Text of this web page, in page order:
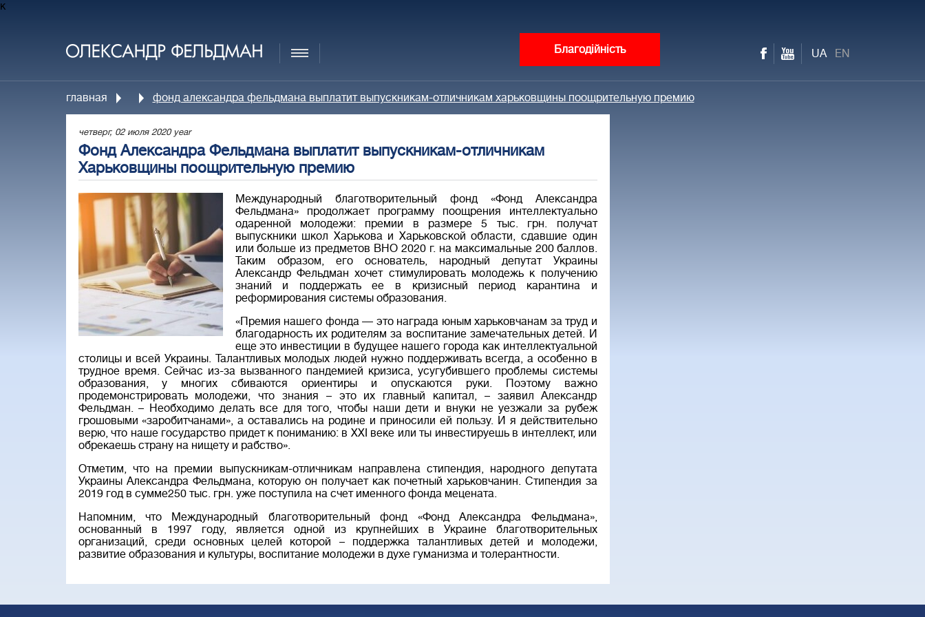
к
Благодійність UA EN
главная фонд александра фельдмана выплатит выпускникам-отличникам харьковщины поощрительную премию
четверг, 02 июля 2020 year
Фонд Александра Фельдмана выплатит выпускникам-отличникам
Харьковщины поощрительную премию
Международный благотворительный фонд «Фонд Александра
Фельдмана» продолжает программу поощрения интеллектуально
одаренной молодежи: премии в размере 5 тыс. грн. получат
выпускники школ Харькова и Харьковской области, сдавшие один
или больше из предметов ВНО 2020 г. на максимальные 200 баллов.
Таким образом, его основатель, народный депутат Украины
Александр Фельдман хочет стимулировать молодежь к получению
знаний и поддержать ее в кризисный период карантина и
реформирования системы образования.
«Премия нашего фонда — это награда юным харьковчанам за труд и
благодарность их родителям за воспитание замечательных детей. И
еще это инвестиции в будущее нашего города как интеллектуальной
столицы и всей Украины. Талантливых молодых людей нужно поддерживать всегда, а особенно в
трудное время. Сейчас из-за вызванного пандемией кризиса, усугубившего проблемы системы
образования, у многих сбиваются ориентиры и опускаются руки. Поэтому важно
продемонстрировать молодежи, что знания – это их главный капитал, – заявил Александр
Фельдман. – Необходимо делать все для того, чтобы наши дети и внуки не уезжали за рубеж
грошовыми «заробитчанами», а оставались на родине и приносили ей пользу. И я действительно
верю, что наше государство придет к пониманию: в XXI веке или ты инвестируешь в интеллект, или
обрекаешь страну на нищету и рабство».
Отметим, что на премии выпускникам-отличникам направлена стипендия, народного депутата
Украины Александра Фельдмана, которую он получает как почетный харьковчанин. Стипендия за
2019 год в сумме250 тыс. грн. уже поступила на счет именного фонда мецената.
Напомним, что Международный благотворительный фонд «Фонд Александра Фельдмана»,
основанный в 1997 году, является одной из крупнейших в Украине благотворительных
организаций, среди основных целей которой – поддержка талантливых детей и молодежи,
развитие образования и культуры, воспитание молодежи в духе гуманизма и толерантности.